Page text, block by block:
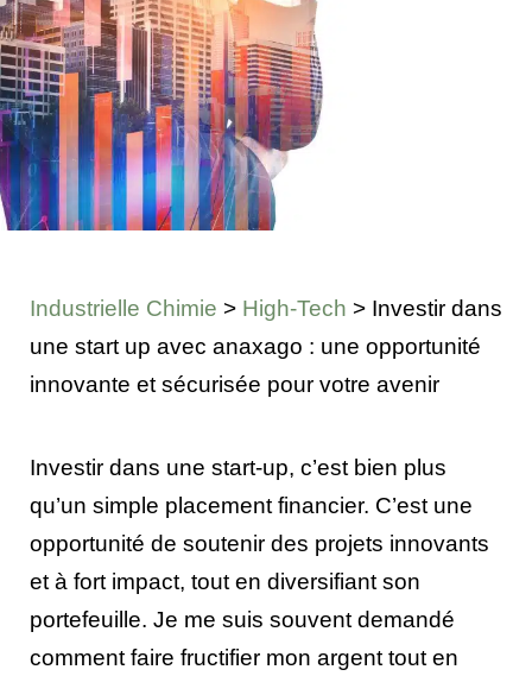
Industrielle Chimie > High-Tech > Investir dans
une start up avec anaxago : une opportunité
innovante et sécurisée pour votre avenir
Investir dans une start-up, c’est bien plus
qu’un simple placement financier. C’est une
opportunité de soutenir des projets innovants
et à fort impact, tout en diversifiant son
portefeuille. Je me suis souvent demandé
comment faire fructifier mon argent tout en